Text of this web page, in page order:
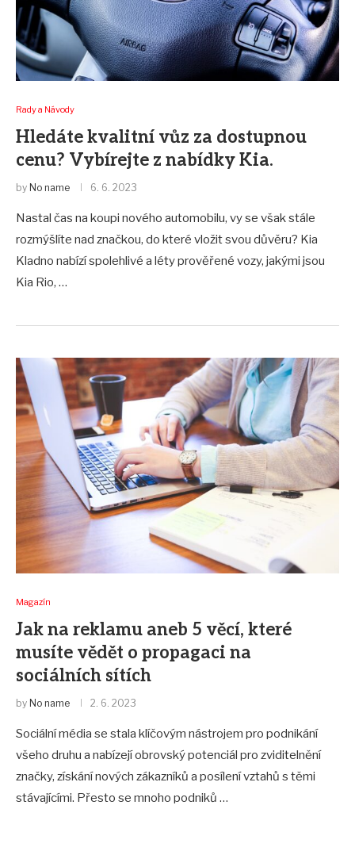
Rady a Návody
Hledáte kvalitní vůz za dostupnou
cenu? Vybírejte z nabídky Kia.
by No name 6. 6. 2023
Nastal čas na koupi nového automobilu, vy se však stále
rozmýšlíte nad značkou, do které vložit svou důvěru? Kia
Kladno nabízí spolehlivé a léty prověřené vozy, jakými jsou
Kia Rio, …
Magazín
Jak na reklamu aneb 5 věcí, které
musíte vědět o propagaci na
sociálních sítích
by No name 2. 6. 2023
Sociální média se stala klíčovým nástrojem pro podnikání
všeho druhu a nabízejí obrovský potenciál pro zviditelnění
značky, získání nových zákazníků a posílení vztahů s těmi
stávajícími. Přesto se mnoho podniků …